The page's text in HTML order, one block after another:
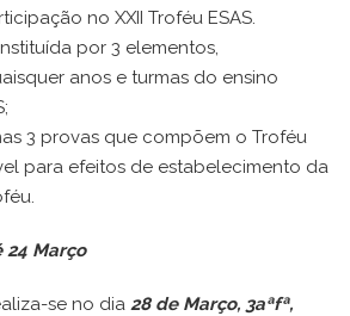
no XXII Troféu ESAS.
por 3 elementos,
anos e turmas do ensino
3 provas que compõem o Troféu
para efeitos de estabelecimento da
24 Março
se no dia 28 de Março, 3aªfª,